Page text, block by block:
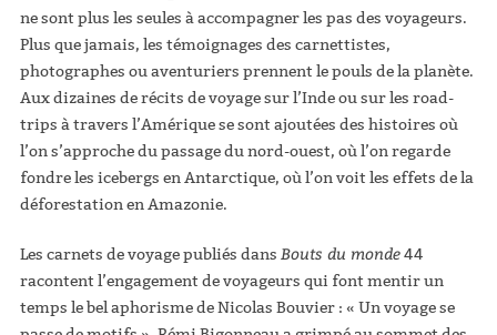
ne sont plus les seules à accompagner les pas des voyageurs.
Plus que jamais, les témoignages des carnettistes,
photographes ou aventuriers prennent le pouls de la planète.
Aux dizaines de récits de voyage sur l’Inde ou sur les road-
trips à travers l’Amérique se sont ajoutées des histoires où
l’on s’approche du passage du nord-ouest, où l’on regarde
fondre les icebergs en Antarctique, où l’on voit les effets de la
déforestation en Amazonie.
Les carnets de voyage publiés dans Bouts du monde44
racontent l’engagement de voyageurs qui font mentir un
temps le bel aphorisme de Nicolas Bouvier : « Un voyage se